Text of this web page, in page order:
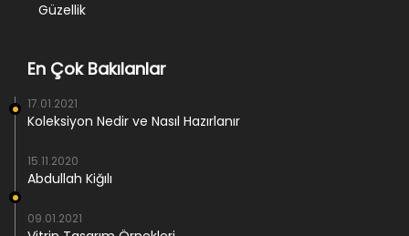
Güzellik
En Çok Bakılanlar
17.01.2021
Koleksiyon Nedir ve Nasıl Hazırlanır
15.11.2020
Abdullah Kiğılı
09.01.2021